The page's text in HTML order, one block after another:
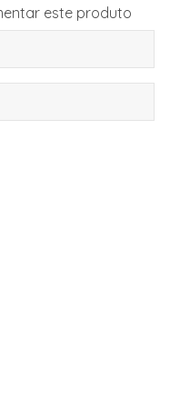
este produto